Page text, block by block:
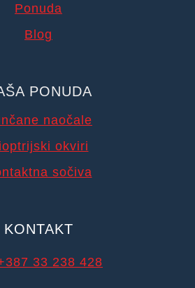
Ponuda
Blog
PONUDA
naočale
okviri
sočiva
KONTAKT
33 238 428